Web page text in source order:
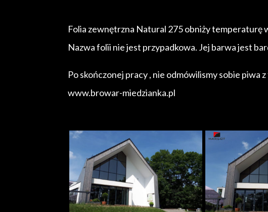
Folia zewnętrzna Natural 275 obniży temperaturę
Nazwa folii nie jest przypadkowa. Jej barwa jest
Po skończonej pracy , nie odmówilismy sobie piwa
www.browar-miedzianka.pl